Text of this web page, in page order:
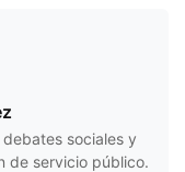
sociales y
de servicio público.